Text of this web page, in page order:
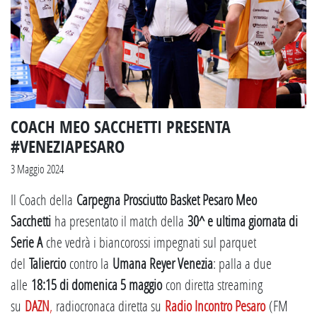
COACH MEO SACCHETTI PRESENTA
#VENEZIAPESARO
3 Maggio 2024
Il Coach della Carpegna Prosciutto Basket Pesaro Meo
Sacchetti ha presentato il match della 30^ e ultima giornata di
Serie Ache vedrà i biancorossi impegnati sul parquet
del Talierciocontro la Umana Reyer Venezia: palla a due
alle 18:15 di domenica 5 maggiocon diretta streaming
su DAZN, radiocronaca diretta su Radio Incontro Pesaro (FM